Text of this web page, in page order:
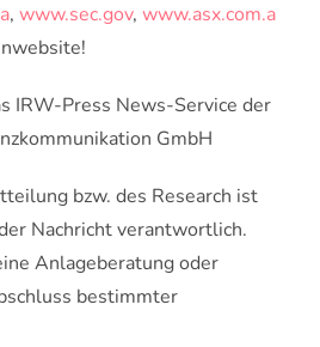
, www.sec.gov, www.asx.com.a
IRW-Press News-Service der
GmbH
bzw. des Research ist
Nachricht verantwortlich.
Anlageberatung oder
bestimmter